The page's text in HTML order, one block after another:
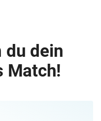
du dein
Match!